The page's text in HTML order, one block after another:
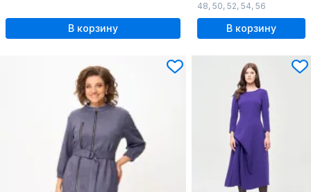
В корзину
48, 50, 52, 54, 56
В корзину